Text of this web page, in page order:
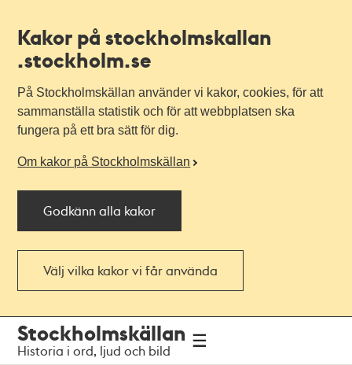
Kakor på stockholmskallan
.stockholm.se
På Stockholmskällan använder vi kakor, cookies, för att
sammanställa statistik och för att webbplatsen ska
fungera på ett bra sätt för dig.
Om kakor på Stockholmskällan
Godkänn alla kakor
Välj vilka kakor vi får använda
navigationen
huvudinnehållet
Stockholmskällan
Historia i ord, ljud och bild